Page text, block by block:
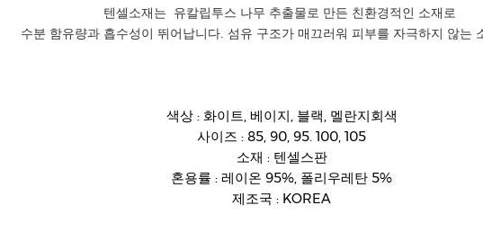
텐셀소재는 유칼립투스 나무 추출물로 만든 친환경적인 소재로
수분 함유량과 흡수성이 뛰어납니다. 섬유 구조가 매끄러워 피부를 자극하지 않는
색상 : 화이트, 베이지, 블랙, 멜란지회색
사이즈 : 85, 90, 95. 100, 105
소재 : 텐셀스판
혼용률 : 레이온 95%, 폴리우레탄 5%
제조국 : KOREA